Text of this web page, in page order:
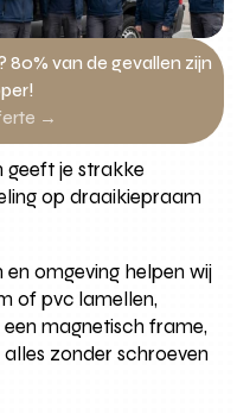
van de gevallen zijn
→
je strakke
op draaikiepraam
omgeving helpen wij
of pvc lamellen,
magnetisch frame,
zonder schroeven